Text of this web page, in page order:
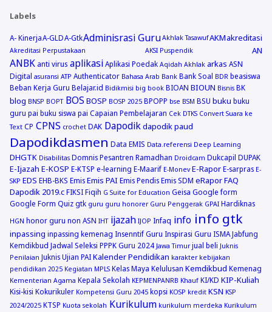
Labels
A- KinerjaA-GLDA-GtkAdminisrasi GuruAkhlak TasawufAKMakreditasi
Akreditasi Perpustakaan AKSI Puspendik AN
ANBK anti virus aplikasi Aplikasi Poedak Aqidah Akhlak arkas ASN
Digital asuransi ATP Authenticator Bahasa Arab Bank Bank Soal BDR beasiswa
Beban Kerja Guru Belajar.id Bidikmisi big book BIOAN BIOUN Bisnis BK
blog BNSP BOPT BOS BOSP BOSP 2025 BPOPP bse BSM BSU buku buku
guru pai buku siswa pai Capaian Pembelajaran Cek DTKS Convert Suara ke
Text CP CPNS crochet DAK Dapodikdapodik paud
Dapodikdasmen Data EMIS Data.referensi Deep Learning
DHGTK Disabilitas Domnis Pesantren Ramadhan Droidcam Dukcapil DUPAK
E-Ijazah E-KOSP E-KTSP e-learning E-Maarif E-Monev E-Rapor E-sarpras E-
SKP EDS EHB-BKS Emis Emis PAI Emis Pendis Emis SDM eRaporFAQ
Dapodik 2019.c FIKSI Fiqih G Suite for Education Geisa Google form
Google Form Quiz gtk guru guru honorer Guru Penggerak GPAI Hardiknas
HGN honor guru non ASN IHT ijazah IJOP Infaq info info gtk
inpassing inpassing kemenag Insenntif Guru Inspirasi Guru ISMAJabfung
Kemdikbud Jadwal Seleksi PPPK Guru 2024 Jawa Timur jual beli Juknis
Penilaian Juknis Ujian PAI Kalender Pendidikan karakter kebijakan
pendidikan 2025 Kegiatan MPLS Kelas Maya Kelulusan Kemdikbud Kemenag
Kementerian Agama Kepala Sekolah KEPMENPANRB Khauf KI/KD KIP-Kuliah
Kisi-kisi Kokurikuler Kompetensi Guru 2045 kopsi KOSP kredit KSN KSP
2024/2025 KTSP Kuota sekolah Kurikulum kurikulum merdeka Kurikulum